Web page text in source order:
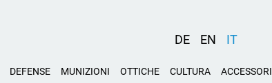
DE EN IT
DEFENSE MUNIZIONI OTTICHE CULTURA ACCESSORI